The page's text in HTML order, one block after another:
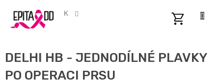
obsah
CZK
DELHI HB - JEDNODÍLNÉ PLAVKY
PO OPERACI PRSU